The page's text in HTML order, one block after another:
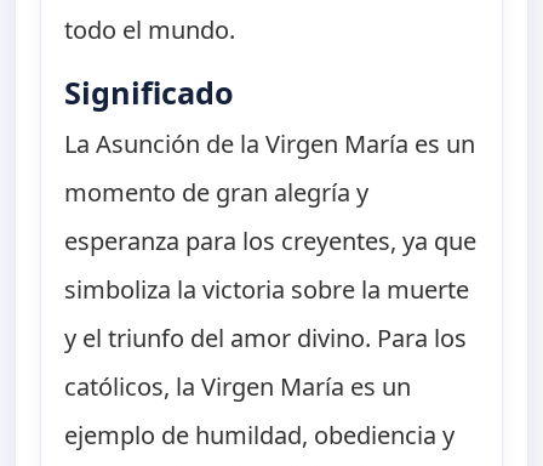
todo el mundo.
Significado
La Asunción de la Virgen María es un
momento de gran alegría y
esperanza para los creyentes, ya que
simboliza la victoria sobre la muerte
y el triunfo del amor divino. Para los
católicos, la Virgen María es un
ejemplo de humildad, obediencia y